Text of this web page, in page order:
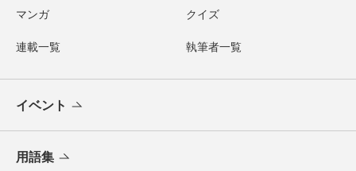
マンガ クイズ
連載一覧 執筆者一覧
イベント
用語集